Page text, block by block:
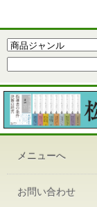
メニューへ
お問い合わせ